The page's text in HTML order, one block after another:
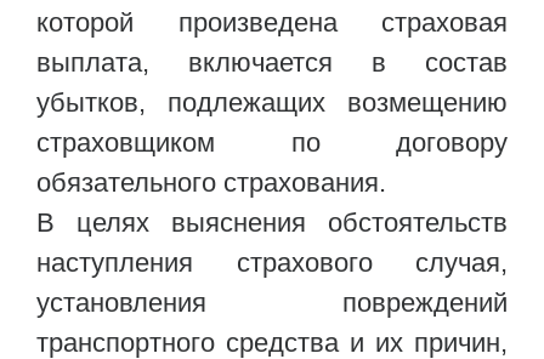
которой произведена страховая
выплата, включается в состав
убытков, подлежащих возмещению
страховщиком по договору
обязательного страхования.
В целях выяснения обстоятельств
наступления страхового случая,
установления повреждений
транспортного средства и их причин,